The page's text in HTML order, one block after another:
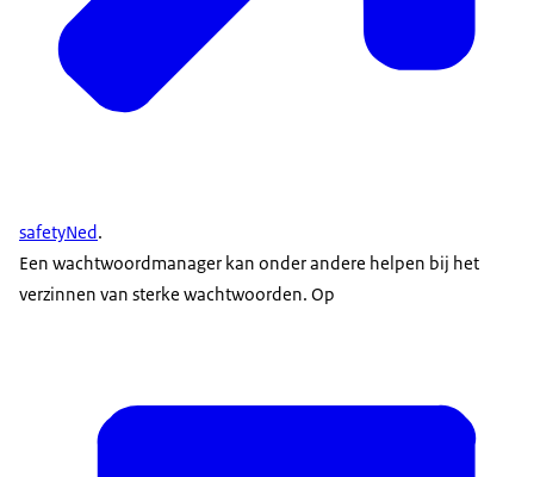
safetyNed.
Een wachtwoordmanager kan onder andere helpen bij het
verzinnen van sterke wachtwoorden. Op